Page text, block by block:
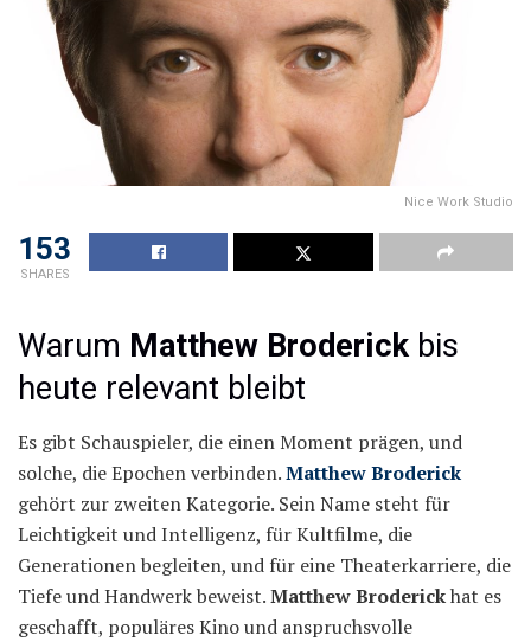
Nice Work Studio
153
SHARES
Warum Matthew Broderick bis
heute relevant bleibt
Es gibt Schauspieler, die einen Moment prägen, und
solche, die Epochen verbinden.Matthew Broderick
gehört zur zweiten Kategorie. Sein Name steht für
Leichtigkeit und Intelligenz, für Kultfilme, die
Generationen begleiten, und für eine Theaterkarriere, die
Tiefe und Handwerk beweist.Matthew Broderickhat es
geschafft, populäres Kino und anspruchsvolle